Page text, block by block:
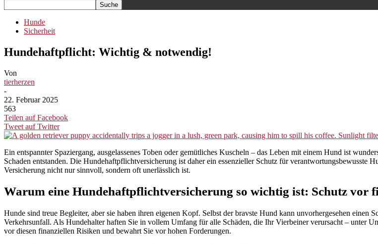
Hunde
Sicherheit
Hundehaftpflicht: Wichtig & notwendig!
Von
tierherzen
-
22. Februar 2025
563
Teilen auf Facebook
Tweet auf Twitter
Ein entspannter Spaziergang, ausgelassenes Toben oder gemütliches Kuscheln – das Leben mit einem Hund ist
Schaden entstanden. Die Hundehaftpflichtversicherung ist daher ein essenzieller Schutz für verantwortungsbewusste
Versicherung nicht nur sinnvoll, sondern oft unerlässlich ist.
Warum eine Hundehaftpflichtversicherung so wichtig ist: Schutz vor
Hunde sind treue Begleiter, aber sie haben ihren eigenen Kopf. Selbst der bravste Hund kann unvorhergesehen einen
Verkehrsunfall. Als Hundehalter haften Sie in vollem Umfang für alle Schäden, die Ihr Vierbeiner verursacht – unter
vor diesen finanziellen Risiken und bewahrt Sie vor hohen Forderungen.